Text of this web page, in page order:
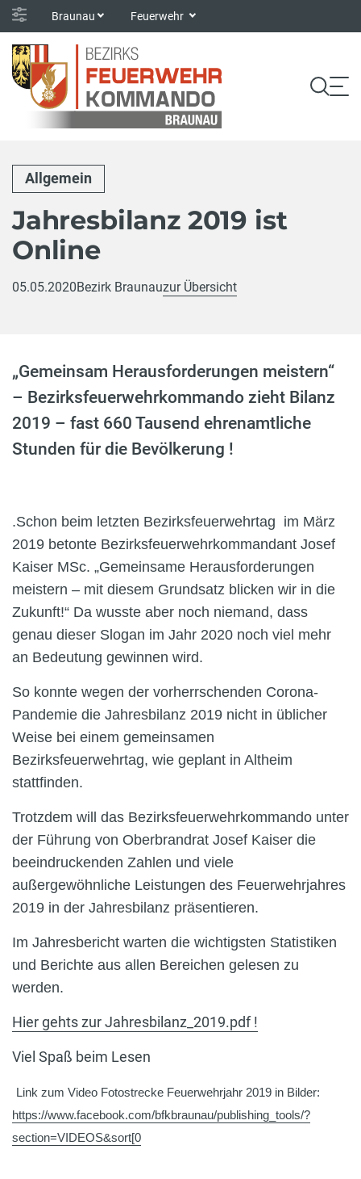
Braunau Feuerwehr
Allgemein
Jahresbilanz 2019 ist
Online
05.05.2020Bezirk Braunauzur Übersicht
„Gemeinsam Herausforderungen meistern“
– Bezirksfeuerwehrkommando zieht Bilanz
2019 – fast 660 Tausend ehrenamtliche
Stunden für die Bevölkerung !
.Schon beim letzten Bezirksfeuerwehrtag im März
2019 betonte Bezirksfeuerwehrkommandant Josef
Kaiser MSc. „Gemeinsame Herausforderungen
meistern – mit diesem Grundsatz blicken wir in die
Zukunft!“ Da wusste aber noch niemand, dass
genau dieser Slogan im Jahr 2020 noch viel mehr
an Bedeutung gewinnen wird.
So konnte wegen der vorherrschenden Corona-
Pandemie die Jahresbilanz 2019 nicht in üblicher
Weise bei einem gemeinsamen
Bezirksfeuerwehrtag, wie geplant in Altheim
stattfinden.
Trotzdem will das Bezirksfeuerwehrkommando unter
der Führung von Oberbrandrat Josef Kaiser die
beeindruckenden Zahlen und viele
außergewöhnliche Leistungen des Feuerwehrjahres
2019 in der Jahresbilanz präsentieren.
Im Jahresbericht warten die wichtigsten Statistiken
und Berichte aus allen Bereichen gelesen zu
werden.
Hier gehts zur Jahresbilanz_2019.pdf !
Viel Spaß beim Lesen
Link zum Video Fotostrecke Feuerwehrjahr 2019 in Bilder:
https://www.facebook.com/bfkbraunau/publishing_tools/?
section=VIDEOS&sort[0